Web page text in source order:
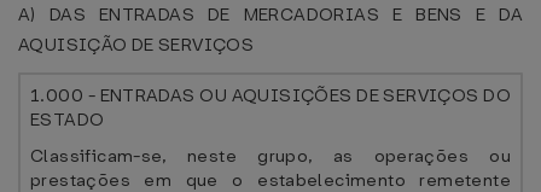
A) DAS ENTRADAS DE MERCADORIAS E BENS E DA
AQUISIÇÃO DE SERVIÇOS
1.000 - ENTRADAS OU AQUISIÇÕES DE SERVIÇOS DO
ESTADO
Classificam-se, neste grupo, as operações ou
prestações em que o estabelecimento remetente